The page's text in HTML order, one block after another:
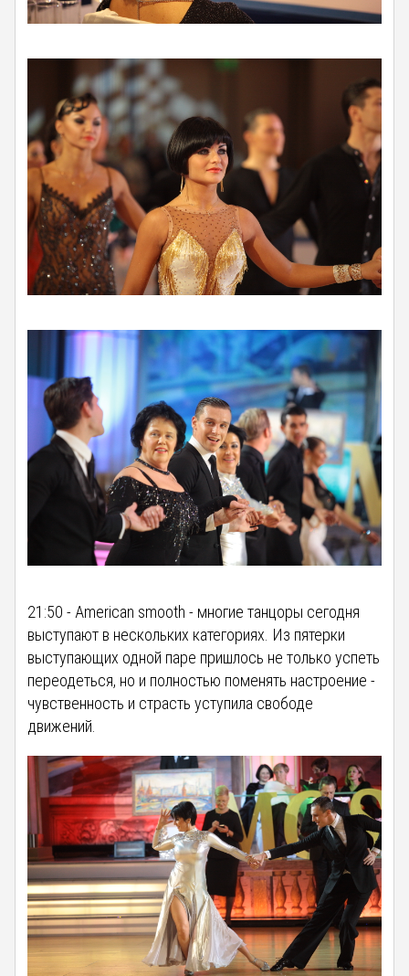
21:50 - American smooth - многие танцоры сегодня
выступают в нескольких категориях. Из пятерки
выступающих одной паре пришлось не только успеть
переодеться, но и полностью поменять настроение -
чувственность и страсть уступила свободе
движений.